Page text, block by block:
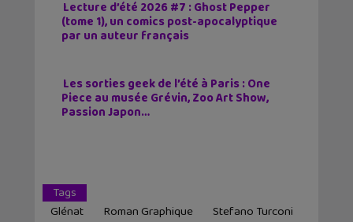
Lecture d’été 2026 #7 : Ghost Pepper
(tome 1), un comics post-apocalyptique
par un auteur français
Les sorties geek de l’été à Paris : One
Piece au musée Grévin, Zoo Art Show,
Passion Japon…
Tags
Glénat
Roman Graphique
Stefano Turconi